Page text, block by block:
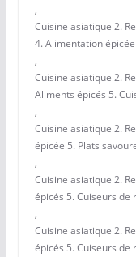
,
Cuisine asiatique 2.
4. Alimentation
,
Cuisine asiatique 2.
Aliments épicés 5.
,
Cuisine asiatique 2.
épicée 5. Plats
,
Cuisine asiatique 2.
épicés 5. Cuiseurs de
,
Cuisine asiatique 2.
épicés 5. Cuiseurs de